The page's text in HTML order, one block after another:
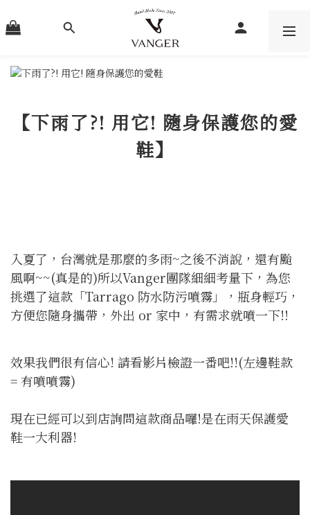
【下雨了?! 用它! 隨身保護您的愛
鞋】
入夏了，台灣就是那麼的多雨~之後不消說，還有颱
風啊~~(真是的)所以Vanger團隊細細考量下，為您
挑選了這款「Tarrago 防水防污噴霧」， 瓶身輕巧，
方便您隨身攜帶，外出 or 家中，有需求就噴一下!!
效果我們很有信心! 請看影片檢證一番吧!!(左邊鞋款
= 有噴噴霧)
現在已經可以到店詢問這款商品囉!是在雨天保護愛
鞋一大利器!